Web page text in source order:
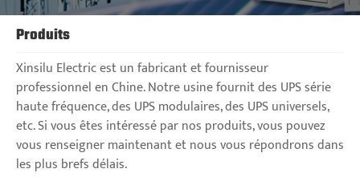
Produits
Xinsilu Electric est un fabricant et fournisseur
professionnel en Chine. Notre usine fournit des UPS série
haute fréquence, des UPS modulaires, des UPS universels,
etc. Si vous êtes intéressé par nos produits, vous pouvez
vous renseigner maintenant et nous vous répondrons dans
les plus brefs délais.